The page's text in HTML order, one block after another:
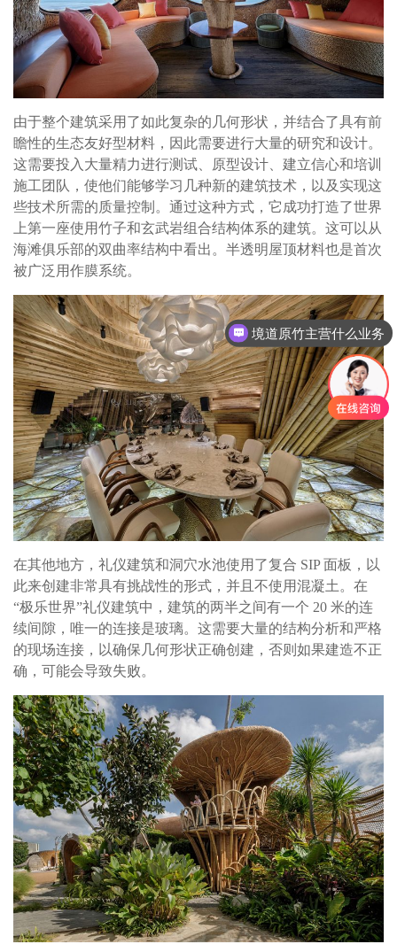
由于整个建筑采用了如此复杂的几何形状，并结合了具有前
瞻性的生态友好型材料，因此需要进行大量的研究和设计。
这需要投入大量精力进行测试、原型设计、建立信心和培训
施工团队，使他们能够学习几种新的建筑技术，以及实现这
些技术所需的质量控制。通过这种方式，它成功打造了世界
上第一座使用竹子和玄武岩组合结构体系的建筑。这可以从
海滩俱乐部的双曲率结构中看出。半透明屋顶材料也是首次
被广泛用作膜系统。
在其他地方，礼仪建筑和洞穴水池使用了复合 SIP 面板，以
此来创建非常具有挑战性的形式，并且不使用混凝土。在
“极乐世界”礼仪建筑中，建筑的两半之间有一个 20 米的连
续间隙，唯一的连接是玻璃。这需要大量的结构分析和严格
的现场连接，以确保几何形状正确创建，否则如果建造不正
确，可能会导致失败。
境道原竹主营什么业务